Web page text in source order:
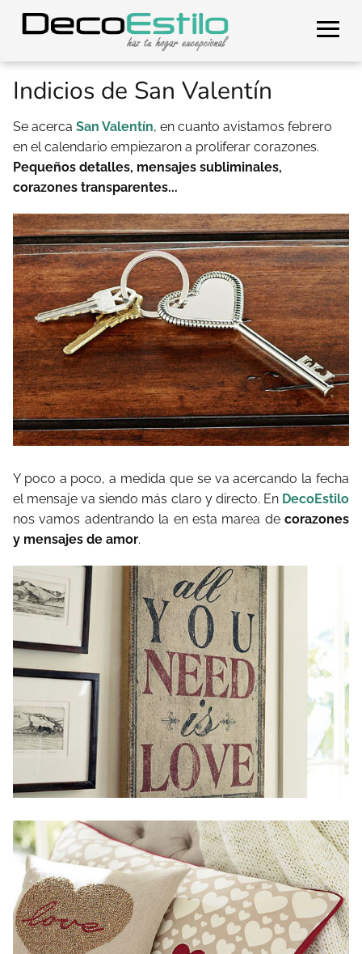
Indicios de San Valentín
Se acerca San Valentín, en cuanto avistamos febrero
en el calendario empiezaron a proliferar corazones.
Pequeños detalles, mensajes subliminales,
corazones transparentes...
Y poco a poco, a medida que se va acercando la fecha
el mensaje va siendo más claro y directo. En DecoEstilo
nos vamos adentrando la en esta marea de corazones
y mensajes de amor.